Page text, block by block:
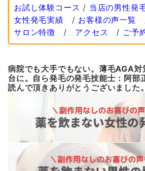
お試し体験コース / 当店の男性発
女性発毛実績 / お客様の声一覧
サロン特徴 / アクセス / ご予
病院でも大手でもない。薄毛AGA対
台に。自ら発毛の発毛技能士：阿部
読んで頂きありがとうございました。